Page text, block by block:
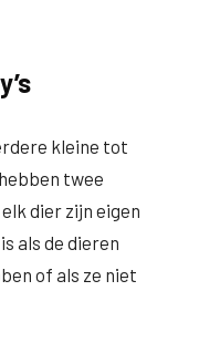
kleine tot
twee
dier zijn eigen
als de dieren
of als ze niet